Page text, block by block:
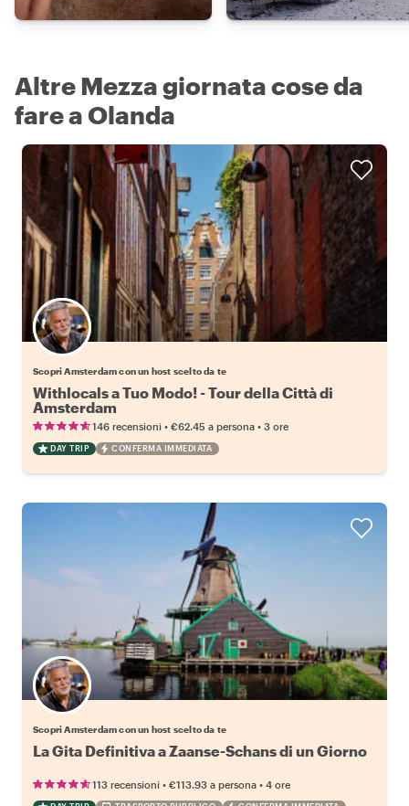
Altre Mezza giornata cose da
fare a Olanda
Scegli il tuo local preferito
Scopri Amsterdam con un host scelto da te
Withlocals a Tuo Modo! - Tour della Città di
Amsterdam
146 recensioni • €62.45 a persona • 3 ore
DAY TRIP CONFERMA IMMEDIATA
Scegli il tuo local preferito
Scopri Amsterdam con un host scelto da te
La Gita Definitiva a Zaanse-Schans di un Giorno
113 recensioni • €113.93 a persona • 4 ore